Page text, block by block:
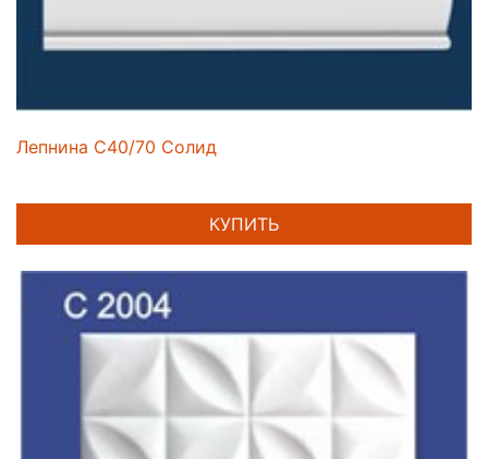
Лепнина C40/70 Солид
КУПИТЬ